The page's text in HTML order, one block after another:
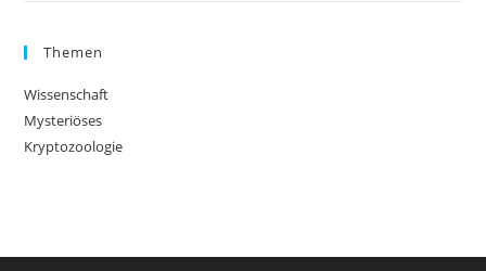
Themen
Wissenschaft
Mysteriöses
Kryptozoologie